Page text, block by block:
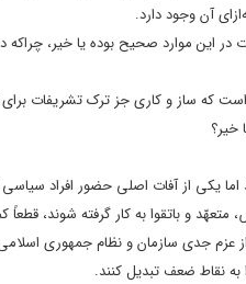
آن وجود دارد.
در این موارد صحیح بوده یا خیر،
که ساز و کاری جز ترک تشریفات برای
خیر؟
اما یکی از آفات اصلی حضور افراد
و باتقوا به کار گرفته شوند، قطعاً
عزم جدی سازمان و نظام جمهوری
نقاط ضعف تبدیل کنند.